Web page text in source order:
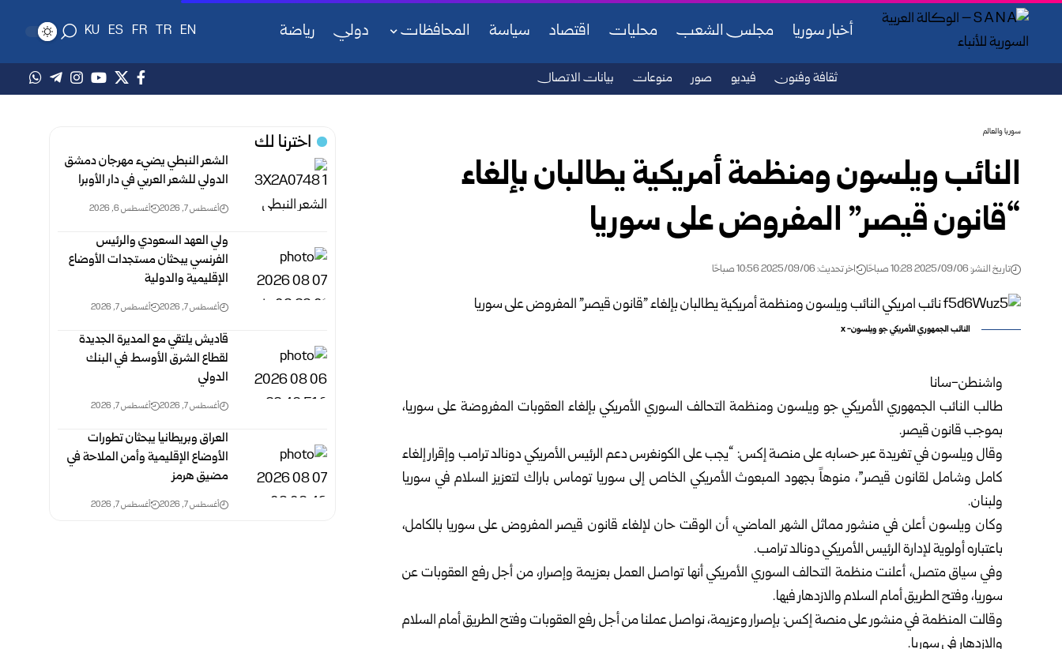
أخبار سوريا مجلس الشعب محليات اقتصاد سياسة المحافظات دولي رياضة EN
TR
FR
ES
KU
ثقافة وفنون فيديو صور منوعات بيانات الاتصال
سوريا والعالم
النائب ويلسون ومنظمة أمريكية يطالبان بإلغاء
“قانون قيصر” المفروض على سوريا
تاريخ النشر: 2025/09/06 10:28 صباحًا اخر تحديث: 2025/09/06 10:56 صباحًا
النائب الجمهوري الأمريكي جو ويلسون- x
واشنطن-سانا
طالب النائب الجمهوري الأمريكي جو ويلسون ومنظمة التحالف السوري الأمريكي بإلغاء العقوبات المفروضة على سوريا،
بموجب قانون قيصر.
وقال ويلسون في تغريدة عبر حسابه على منصة إكس: “يجب على الكونغرس دعم الرئيس الأمريكي دونالد ترامب وإقرار إلغاء
كامل وشامل لقانون قيصر”، منوهاً بجهود المبعوث الأمريكي الخاص إلى سوريا توماس باراك لتعزيز السلام في سوريا
ولبنان.
وكان ويلسون أعلن في منشور مماثل الشهر الماضي، أن الوقت حان لإلغاء قانون قيصر المفروض على سوريا بالكامل،
باعتباره أولوية لإدارة الرئيس الأمريكي دونالد ترامب.
وفي سياق متصل، أعلنت منظمة التحالف السوري الأمريكي أنها تواصل العمل بعزيمة وإصرار، من أجل رفع العقوبات عن
سوريا، وفتح الطريق أمام السلام والازدهار فيها.
وقالت المنظمة في منشور على منصة إكس: بإصرار وعزيمة، نواصل عملنا من أجل رفع العقوبات وفتح الطريق أمام السلام
والازدهار في سوريا.
اخترنا لك
الشعر النبطي يضيء مهرجان دمشق
الدولي للشعر العربي في دار الأوبرا
أغسطس 7, 2026 أغسطس 6, 2026
ولي العهد السعودي والرئيس
الفرنسي يبحثان مستجدات الأوضاع
الإقليمية والدولية
أغسطس 7, 2026 أغسطس 7, 2026
قاديش يلتقي مع المديرة الجديدة
لقطاع الشرق الأوسط في البنك
الدولي
أغسطس 7, 2026 أغسطس 7, 2026
العراق وبريطانيا يبحثان تطورات
الأوضاع الإقليمية وأمن الملاحة في
مضيق هرمز
أغسطس 7, 2026 أغسطس 7, 2026